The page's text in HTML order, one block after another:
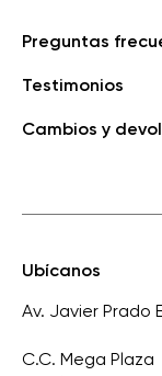
Preguntas
Testimonios
Cambios y
Ubícanos
Av. Javier Prado
C.C. Mega Plaza